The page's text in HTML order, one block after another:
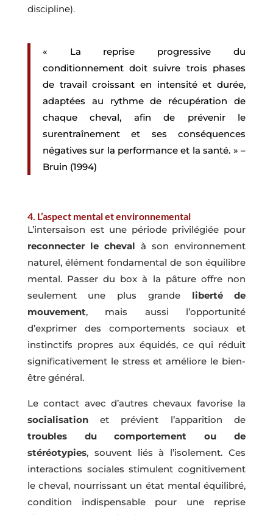
discipline).
« La reprise progressive du
conditionnement doit suivre trois phases
de travail croissant en intensité et durée,
adaptées au rythme de récupération de
chaque cheval, afin de prévenir le
surentraînement et ses conséquences
négatives sur la performance et la santé. » –
Bruin (1994)
4. L’aspect mental et environnemental
L’intersaison est une période privilégiée pour
reconnecter le cheval à son environnement
naturel, élément fondamental de son équilibre
mental. Passer du box à la pâture offre non
seulement une plus grande liberté de
mouvement, mais aussi l’opportunité
d’exprimer des comportements sociaux et
instinctifs propres aux équidés, ce qui réduit
significativement le stress et améliore le bien-
être général.
Le contact avec d’autres chevaux favorise la
socialisationet prévient l’apparition de
troubles du comportement ou de
stéréotypies, souvent liés à l’isolement. Ces
interactions sociales stimulent cognitivement
le cheval, nourrissant un état mental équilibré,
condition indispensable pour une reprise